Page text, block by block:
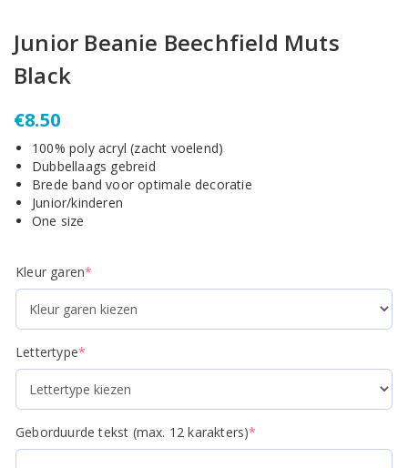
Junior Beanie Beechfield Muts
Black
€8.50
100% poly acryl (zacht voelend)
Dubbellaags gebreid
Brede band voor optimale decoratie
Junior/kinderen
One size
Kleur garen*
Lettertype*
Geborduurde tekst (max. 12 karakters)*